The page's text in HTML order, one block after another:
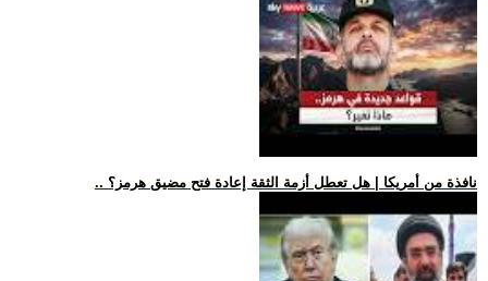
.. نافذة من أمريكا | هل تعطل أزمة الثقة إعادة فتح مضيق هرمز؟